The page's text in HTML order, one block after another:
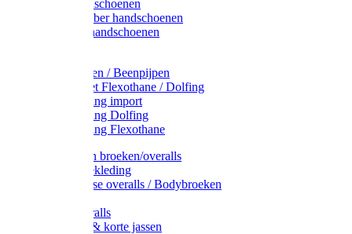
Leren handschoenen
PVC / Rubber handschoenen
Katoenen handschoenen
Plukmouwen / Beenpijpen
Reparatieset Flexothane / Dolfing
Regenkleding import
Regenkleding Dolfing
Regenkleding Flexothane
Toebehoren broeken/overalls
Signalisatiekleding
Amerikaanse overalls / Bodybroeken
Kinderoveralls
Stofjassen & korte jassen